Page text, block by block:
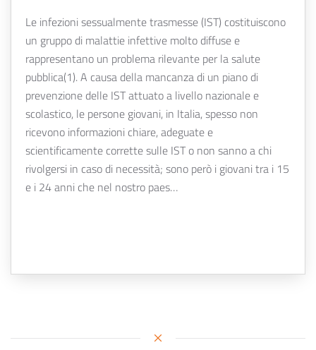
Le infezioni sessualmente trasmesse (IST) costituiscono
un gruppo di malattie infettive molto diffuse e
rappresentano un problema rilevante per la salute
pubblica(1). A causa della mancanza di un piano di
prevenzione delle IST attuato a livello nazionale e
scolastico, le persone giovani, in Italia, spesso non
ricevono informazioni chiare, adeguate e
scientificamente corrette sulle IST o non sanno a chi
rivolgersi in caso di necessità; sono però i giovani tra i 15
e i 24 anni che nel nostro paes…